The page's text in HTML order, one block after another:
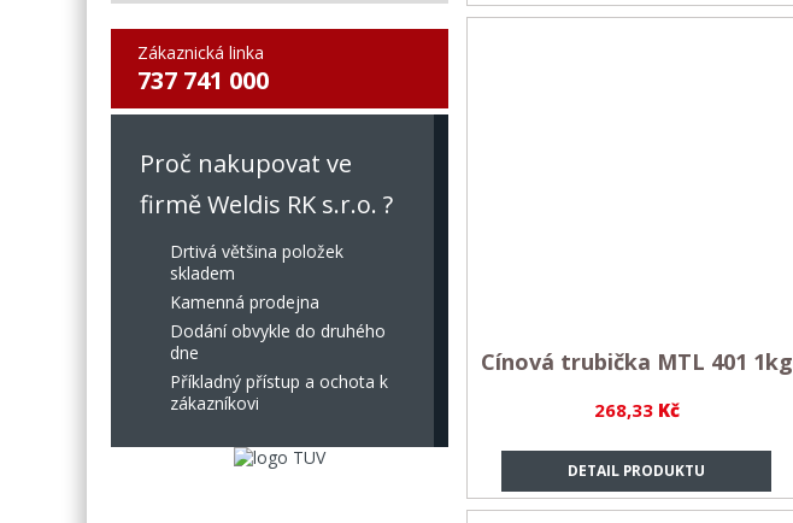
Zákaznická linka
737 741 000
Proč nakupovat ve
firmě Weldis RK s.r.o. ?
Drtivá většina položek
skladem
Kamenná prodejna
Dodání obvykle do druhého
dne
Příkladný přístup a ochota k
zákazníkovi
268,33 Kč
DETAIL PRODUKTU
Cínová trubička MTL 401 1kg